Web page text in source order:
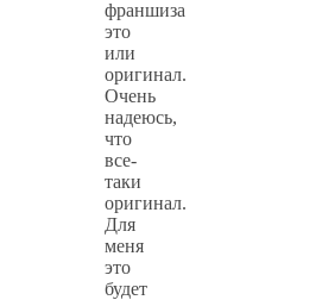
франшиза
это
или
оригинал.
Очень
надеюсь,
что
все-
таки
оригинал.
Для
меня
это
будет